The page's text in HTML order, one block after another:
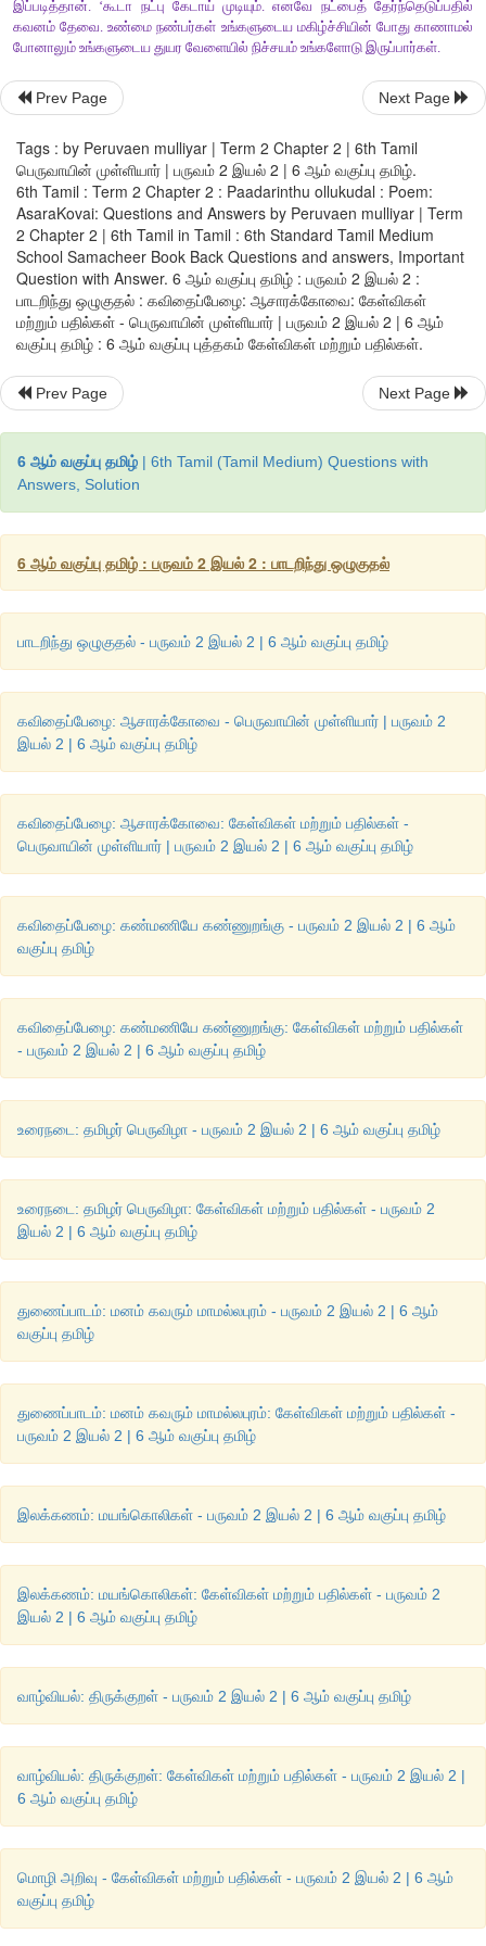
மாணவன் 2 :இதுவரை நான் இவ்வாறெல்லாம் நினைத்துக் கூட
இனிமேல் வீட்டிலும் பொது இடங்களிலும் பிறருக்கு உதவியாக
கணேஷ்,
2.இந்தப் பாடலில் கூறப்படும் கருத்துக்களுக்குப்
அதிகாரங்களின் தலைப்புகளைப் பட்டியலிடுக.
விடை
(i)செய்ந்நன்றியறிதல்
(ii)பொறையுடைமை
(iv)இன்னா செய்யாமை
(vi)ஒப்புரவு அறிதல்
(vii)அறிவுடைமை
(vii) நட்பு.
வந்தவாசி கிராமத்தில் வசிக்கும் திவ்யா ஆறாம் வகுப்பு
அவளுக்கு ஒரு தீய பழக்கமுடைய தோழி இருப்பதை அறிந்த
ஒரு தீய நட்பு நல்லவர்களையும் கெடுத்துவிடும் எனவே அந்த
வேண்டும் என முடிவெடுத்தார்.
ஒருநாள் அவர் திவ்யாவை அழைத்தார். அவருடைய கையில் ஒரு
நிறைய மாம்பழங்கள் இருந்தன. அந்த பழங்களைக் கண்ட
ஆனந்தத்தில் விரிந்தன. ஆர்வத்துடன் ஒரு பழத்தை
தடுத்தார். அவற்றுள் நல்ல பழங்களாகத் தேர்ந்தெடுத்து
வைக்கும்படி கூறினாள். அதன்படியே திவ்யா நல்ல பழங்களாகத்
இரண்டு கூடைகளில் நிரப்பினாள். தாய் தனியே
பழத்தை எடுத்தார். திவ்யா புரியாமல் பார்த்தாள். தாய் அந்த
நல்ல பழங்கள் இருக்கும் ஒரு கூடையின் நடுவே வைத்தார்.
“ஏம்மா நல்ல பழங்களோடு கெட்ட பழத்தையும் வைக்கிறீர்கள்?”
“ எல்லாம் ஒரு காரணம்தான்,
இந்த இரண்டு கூடைகளையும்
அவளும் அப்படியே செய்தாள்.
சில நாட்களுக்குப் பின் திவ்யாவின் தாய் மறுபடியும்
கூடையில் இருந்த பழங்கள் பழுதடையாமல் அப்படியே இருந்தது.
திவ்யா வருந்தினாள். நன்றாக இருந்த பழங்கள் கெட்டுப்
தாய் அருகில் அமரவைத்து மெதுவாய்ச் சொன்னார்…“
மாம்பழம் ஒரு கூடை நல்ல பழங்களை அழுக
இப்படித்தான்.‘கூடா நட்பு கேடாய் முடியும். எனவே நட்பைத்
கவனம் தேவை. உண்மை நண்பர்கள் உங்களுடைய மகிழ்ச்சியின்
போனாலும் உங்களுடைய துயர வேளையில் நிச்சயம் உங்களோடு
Prev Page Next Page
Tags : by Peruvaen mulliyar | Term 2 Chapter 2 | 6th Tamil
பெருவாயின் முள்ளியார் | பருவம் 2 இயல் 2 | 6 ஆம் வகுப்பு தமிழ்.
6th Tamil : Term 2 Chapter 2 : Paadarinthu ollukudal : Poem:
AsaraKovai: Questions and Answers by Peruvaen mulliyar | Term
2 Chapter 2 | 6th Tamil in Tamil : 6th Standard Tamil Medium
School Samacheer Book Back Questions and answers, Important
Question with Answer. 6 ஆம் வகுப்பு தமிழ் : பருவம் 2 இயல் 2 :
பாடறிந்து ஒழுகுதல் : கவிதைப்பேழை: ஆசாரக்கோவை: கேள்விகள்
மற்றும் பதில்கள் - பெருவாயின் முள்ளியார் | பருவம் 2 இயல் 2 | 6 ஆம்
வகுப்பு தமிழ் : 6 ஆம் வகுப்பு புத்தகம் கேள்விகள் மற்றும் பதில்கள்.
Prev Page Next Page
6 ஆம் வகுப்பு தமிழ் | 6th Tamil (Tamil Medium) Questions with
Answers, Solution
6 ஆம் வகுப்பு தமிழ் : பருவம் 2 இயல் 2 : பாடறிந்து ஒழுகுதல்
பாடறிந்து ஒழுகுதல் - பருவம் 2 இயல் 2 | 6 ஆம் வகுப்பு தமிழ்
கவிதைப்பேழை: ஆசாரக்கோவை - பெருவாயின் முள்ளியார் | பருவம் 2
இயல் 2 | 6 ஆம் வகுப்பு தமிழ்
கவிதைப்பேழை: ஆசாரக்கோவை: கேள்விகள் மற்றும் பதில்கள் -
பெருவாயின் முள்ளியார் | பருவம் 2 இயல் 2 | 6 ஆம் வகுப்பு தமிழ்
கவிதைப்பேழை: கண்மணியே கண்ணுறங்கு - பருவம் 2 இயல் 2 | 6 ஆம்
வகுப்பு தமிழ்
கவிதைப்பேழை: கண்மணியே கண்ணுறங்கு: கேள்விகள் மற்றும் பதில்கள்
- பருவம் 2 இயல் 2 | 6 ஆம் வகுப்பு தமிழ்
உரைநடை: தமிழர் பெருவிழா - பருவம் 2 இயல் 2 | 6 ஆம் வகுப்பு தமிழ்
உரைநடை: தமிழர் பெருவிழா: கேள்விகள் மற்றும் பதில்கள் - பருவம் 2
இயல் 2 | 6 ஆம் வகுப்பு தமிழ்
துணைப்பாடம்: மனம் கவரும் மாமல்லபுரம் - பருவம் 2 இயல் 2 | 6 ஆம்
வகுப்பு தமிழ்
துணைப்பாடம்: மனம் கவரும் மாமல்லபுரம்: கேள்விகள் மற்றும் பதில்கள் -
பருவம் 2 இயல் 2 | 6 ஆம் வகுப்பு தமிழ்
இலக்கணம்: மயங்கொலிகள் - பருவம் 2 இயல் 2 | 6 ஆம் வகுப்பு தமிழ்
இலக்கணம்: மயங்கொலிகள்: கேள்விகள் மற்றும் பதில்கள் - பருவம் 2
இயல் 2 | 6 ஆம் வகுப்பு தமிழ்
வாழ்வியல்: திருக்குறள் - பருவம் 2 இயல் 2 | 6 ஆம் வகுப்பு தமிழ்
வாழ்வியல்: திருக்குறள்: கேள்விகள் மற்றும் பதில்கள் - பருவம் 2 இயல் 2 |
6 ஆம் வகுப்பு தமிழ்
மொழி அறிவு - கேள்விகள் மற்றும் பதில்கள் - பருவம் 2 இயல் 2 | 6 ஆம்
வகுப்பு தமிழ்